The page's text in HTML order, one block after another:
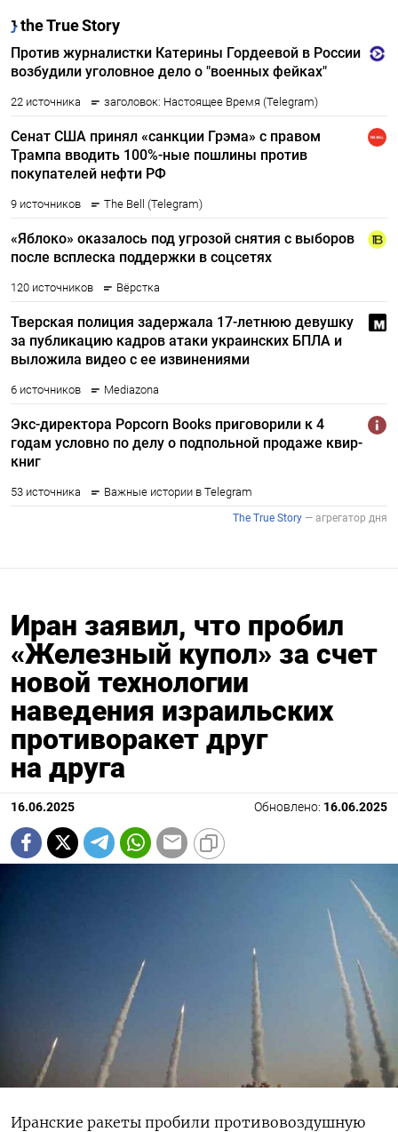
Иран заявил, что пробил
«Железный купол» за счет
новой технологии
наведения израильских
противоракет друг
на друга
16.06.2025 Обновлено: 16.06.2025
Иранские ракеты пробили противовоздушную